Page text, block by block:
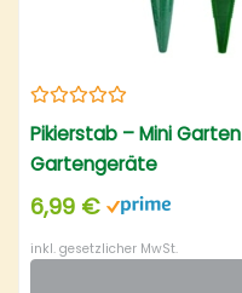
Pikierstab – Mini
Gartengeräte
6,99 €
inkl. gesetzlicher MwSt.